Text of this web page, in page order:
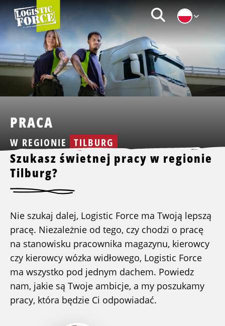
Logistic
Force
|
PL
Zoeken
PRACA
W REGIONIE TILBURG
Szukasz świetnej pracy w regionie
Tilburg?
Nie szukaj dalej, Logistic Force ma Twoją lepszą
pracę. Niezależnie od tego, czy chodzi o pracę
na stanowisku pracownika magazynu, kierowcy
czy kierowcy wózka widłowego, Logistic Force
ma wszystko pod jednym dachem. Powiedz
nam, jakie są Twoje ambicje, a my poszukamy
pracy, która będzie Ci odpowiadać.